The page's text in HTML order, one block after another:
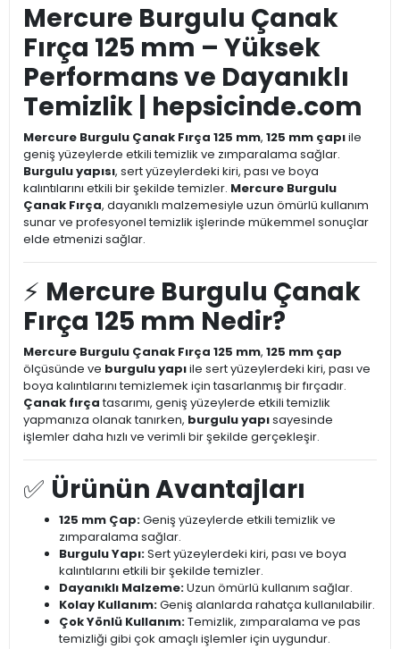
Mercure Burgulu Çanak
Fırça 125 mm – Yüksek
Performans ve Dayanıklı
Temizlik | hepsicinde.com
Mercure Burgulu Çanak Fırça 125 mm, 125 mm çapıile
geniş yüzeylerde etkili temizlik ve zımparalama sağlar.
Burgulu yapısı, sert yüzeylerdeki kiri, pası ve boya
kalıntılarını etkili bir şekilde temizler. Mercure Burgulu
Çanak Fırça, dayanıklı malzemesiyle uzun ömürlü kullanım
sunar ve profesyonel temizlik işlerinde mükemmel sonuçlar
elde etmenizi sağlar.
⚡ Mercure Burgulu Çanak
Fırça 125 mm Nedir?
Mercure Burgulu Çanak Fırça 125 mm, 125 mm çap
ölçüsünde ve burgulu yapıile sert yüzeylerdeki kiri, pası ve
boya kalıntılarını temizlemek için tasarlanmış bir fırçadır.
Çanak fırçatasarımı, geniş yüzeylerde etkili temizlik
yapmanıza olanak tanırken, burgulu yapısayesinde
işlemler daha hızlı ve verimli bir şekilde gerçekleşir.
✅ Ürünün Avantajları
125 mm Çap:Geniş yüzeylerde etkili temizlik ve
zımparalama sağlar.
Burgulu Yapı:Sert yüzeylerdeki kiri, pası ve boya
kalıntılarını etkili bir şekilde temizler.
Dayanıklı Malzeme:Uzun ömürlü kullanım sağlar.
Kolay Kullanım:Geniş alanlarda rahatça kullanılabilir.
Çok Yönlü Kullanım:Temizlik, zımparalama ve pas
temizliği gibi çok amaçlı işlemler için uygundur.